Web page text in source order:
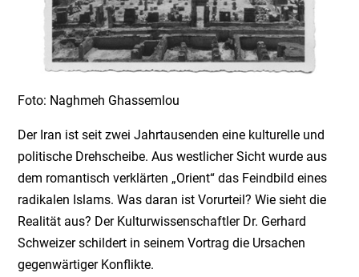
Foto: Naghmeh Ghassemlou
Der Iran ist seit zwei Jahrtausenden eine kulturelle und
politische Drehscheibe. Aus westlicher Sicht wurde aus
dem romantisch verklärten „Orient“ das Feindbild eines
radikalen Islams. Was daran ist Vorurteil? Wie sieht die
Realität aus? Der Kulturwissenschaftler Dr. Gerhard
Schweizer schildert in seinem Vortrag die Ursachen
gegenwärtiger Konflikte.